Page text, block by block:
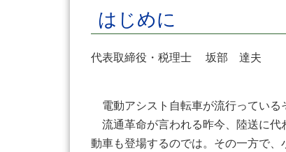
はじめに
代表取締役・税理士 坂部 達夫
電動アシスト自転車が流行っている
流通革命が言われる昨今、陸送に代
動車も登場するのでは。その一方で